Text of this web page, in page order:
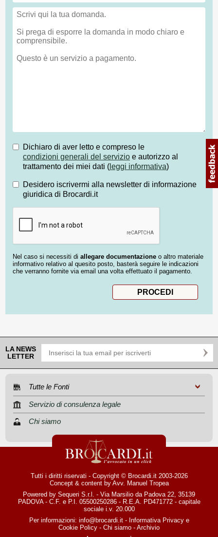
Dichiaro di aver letto e compreso le
condizioni generali del servizio e autorizzo al
trattamento dei miei dati ( leggi informativa)
Desidero iscrivermi alla newsletter di informazione
giuridica di Brocardi.it
Nel caso si necessiti di allegare documentazione o altro materiale
informativo relativo al quesito posto, basterà seguire le indicazioni
che verranno fornite via email una volta effettuato il pagamento.
LA NEWS
LETTER
Tutte le Fonti
Servizio di consulenza legale
Chi siamo
Tutti i diritti riservati - Copyright © Brocardi.it 2003-2026
Concept & content by Avv. Manuel Tropea
Powered by Sequeri S.r.l. - Via Marsilio da Padova 22, 35139
PADOVA - C.F. e P.I. 05500250286 - R.E.A. PD471772 - capitale
sociale i.v. 20.000
Per informazioni: info@brocardi.it- Informativa Privacye
Cookie Policy - Chi siamo - Archivio